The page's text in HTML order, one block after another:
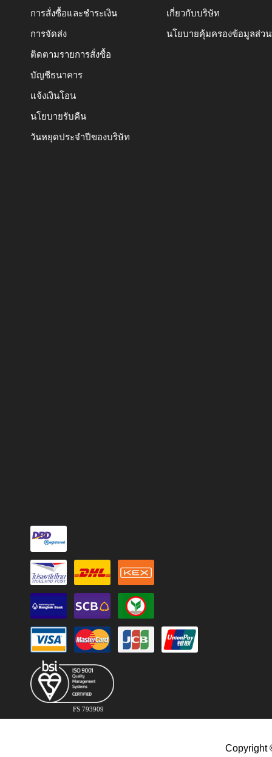
การสั่งซื้อและชำระเงิน
การจัดส่ง
ติดตามรายการสั่งซื้อ
บัญชีธนาคาร
แจ้งเงินโอน
นโยบายรับคืน
วันหยุดประจำปีของบริษัท
เกี่ยวกับบริษัท
นโยบายคุ้มครองข้อมูลส่ว
FS 793909
Copyright